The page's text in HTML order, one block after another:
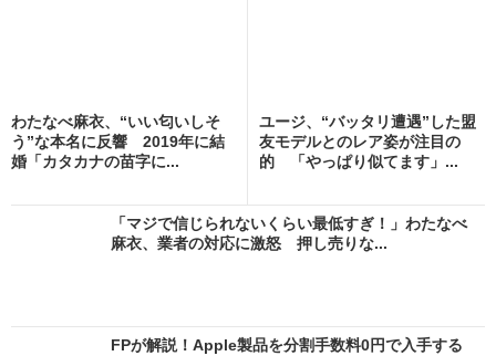
わたなべ麻衣、“いい匂いしそ
う”な本名に反響 2019年に結
婚「カタカナの苗字に...
ユージ、“バッタリ遭遇”した盟
友モデルとのレア姿が注目の
的 「やっぱり似てます」...
「マジで信じられないくらい最低すぎ！」わたなべ
麻衣、業者の対応に激怒 押し売りな...
FPが解説！Apple製品を分割手数料0円で入手する